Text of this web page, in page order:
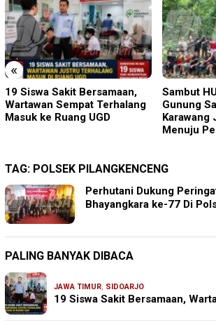
«
Sambut HUT RI ke-81 di
Gunung Sanggabuana, KPU
Karawang Jaga Stamina
Jumat,
Ajak
TAG: POLSEK PILANGKENCENG
Perhutani Dukung
Bhayangkara ke-77 Di
PALING BANYAK DIBACA
JAWA TIMUR, SIDOARJO
19 Siswa Sakit Bersamaan,